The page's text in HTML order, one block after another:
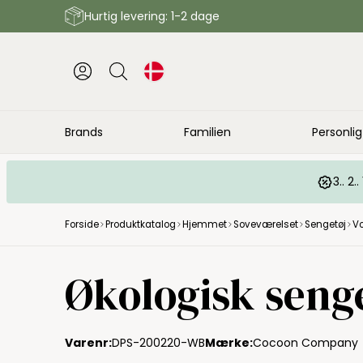
Hurtig levering: 1-2 dage
Brands Familien
3..
Forside Produktkatalog Hjemmet Soveværelset Sengetøj
Økologisk
Varenr:DPS-200220-WBMærke:Cocoon Company